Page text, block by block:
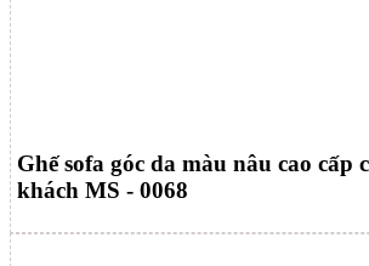
Ghế sofa góc da màu nâu cao cấp
khách MS - 0068